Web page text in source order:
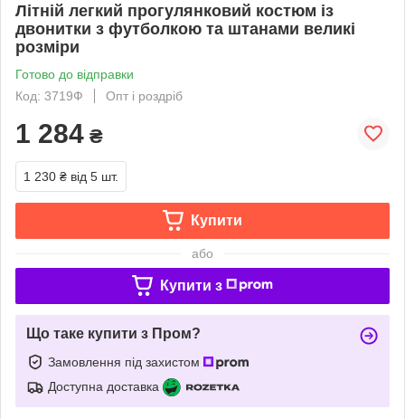
Літній легкий прогулянковий костюм із
двонитки з футболкою та штанами великі
розміри
Готово до відправки
Код: 3719Ф
Опт і роздріб
1 284 ₴
1 230 ₴ від 5 шт.
Купити
або
Купити з
Що таке купити з Пром?
Замовлення під захистом
Доступна доставка